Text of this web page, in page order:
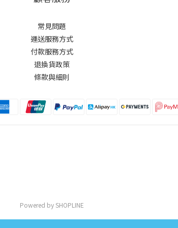
常見問題
運送服務方式
付款服務方式
退換貨政策
條款與細則
Powered by SHOPLINE